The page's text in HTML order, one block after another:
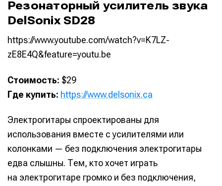
Написание
Исполнение
Продакшн
Оборудование
Индустрия
Написание
Исполнение
Продакшн
Оборудование
Индустрия
Резонаторный усилитель звука
DelSonix SD28
https://www.youtube.com/watch?v=K7LZ-
zE8E4Q&feature=youtu.be
Стоимость: $29
Где купить: https://www.delsonix.ca
Электрогитары спроектированы для
использования вместе с усилителями или
колонками — без подключения электрогитары
едва слышны. Тем, кто хочет играть
на электрогитаре громко и без подключения,